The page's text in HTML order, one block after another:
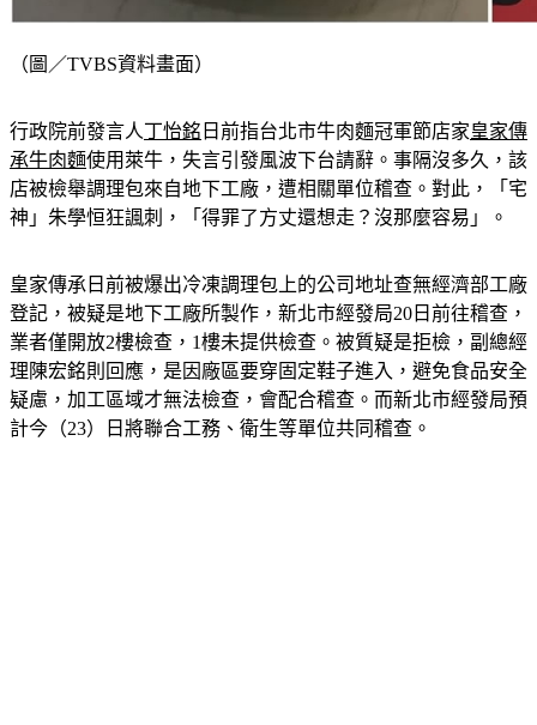
行政院前發言人丁怡銘日前指台北市牛肉麵冠軍節店家皇家傳
承牛肉麵使用萊牛，失言引發風波下台請辭。事隔沒多久，該
店被檢舉調理包來自地下工廠，遭相關單位稽查。對此，「宅
皇家傳承日前被爆出冷凍調理包上的公司地址查無經濟部工廠
登記，被疑是地下工廠所製作，新北市經發局20日前往稽查，
業者僅開放2樓檢查，1樓未提供檢查。被質疑是拒檢，副總經
理陳宏銘則回應，是因廠區要穿固定鞋子進入，避免食品安全
疑慮，加工區域才無法檢查，會配合稽查。而新北市經發局預